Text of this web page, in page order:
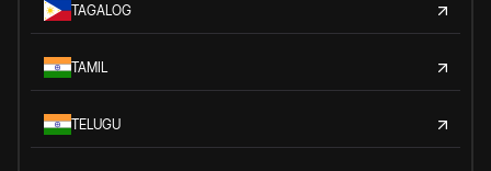
TAGALOG
TAMIL
TELUGU